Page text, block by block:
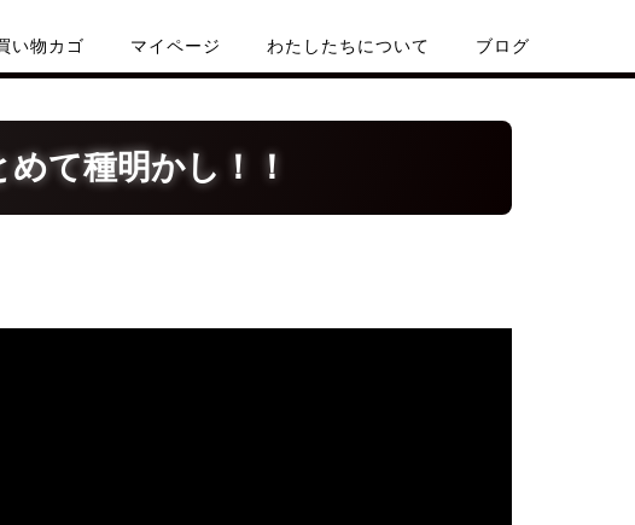
い物カゴ マイページ わたしたちについて ブログ
て種明かし！！